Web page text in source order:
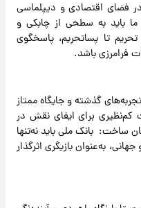
فضای اقتصادی و دیپلماسی
باید به سطحی از چابکی و
تا پسا‌تحریم، پاسخگوی
فرامرزی باشد.
گذشته و جایگاه ممتاز
برای ایفای نقش در
ساخت: بانک ملی باید نه‌تنها
به‌عنوان بازیگری اثرگذار